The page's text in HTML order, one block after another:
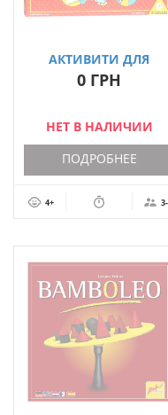
АКТИВИТИ ДЛЯ
МАЛЫШЕЙ
0 ГРН
НЕТ В НАЛИЧИИ
ПОДРОБНЕЕ
4+